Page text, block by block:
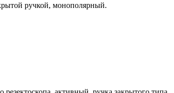
ручкой, монополярный.